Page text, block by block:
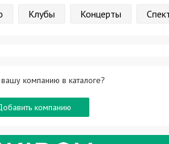
Клубы Концерты
компанию в каталоге?
компанию